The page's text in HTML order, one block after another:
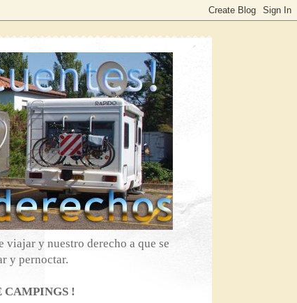
y nuestro derecho a que se
y pernoctar.
CAMPINGS !